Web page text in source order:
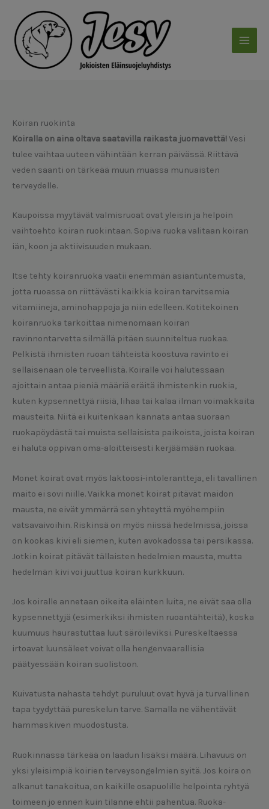
sisältöön
Koiran ruokinta
Koiralla on aina oltava saatavilla raikasta juomavettä!Vesi
tulee vaihtaa uuteen vähintään kerran päivässä. Riittävä
veden saanti on tärkeää muun muassa munuaisten
terveydelle.
Kaupoissa myytävät valmisruoat ovat yleisin ja helpoin
vaihtoehto koiran ruokintaan. Sopiva ruoka valitaan koiran
iän, koon ja aktiivisuuden mukaan.
Itse tehty koiranruoka vaatii enemmän asiantuntemusta,
jotta ruoassa on riittävästi kaikkia koiran tarvitsemia
vitamiineja, aminohappoja ja niin edelleen. Kotitekoinen
koiranruoka tarkoittaa nimenomaan koiran
ravinnontarvetta silmällä pitäen suunniteltua ruokaa.
Pelkistä ihmisten ruoan tähteistä koostuva ravinto ei
sellaisenaan ole terveellistä. Koiralle voi halutessaan
ajoittain antaa pieniä määriä eräitä ihmistenkin ruokia,
kuten kypsennettyä riisiä, lihaa tai kalaa ilman voimakkaita
mausteita. Niitä ei kuitenkaan kannata antaa suoraan
ruokapöydästä tai muista sellaisista paikoista, joista koiran
ei haluta oppivan oma-aloitteisesti kerjäämään ruokaa.
Monet koirat ovat myös laktoosi-intolerantteja, eli tavallinen
maito ei sovi niille. Vaikka monet koirat pitävät maidon
mausta, ne eivät ymmärrä sen yhteyttä myöhempiin
vatsavaivoihin. Riskinsä on myös niissä hedelmissä, joissa
on kookas kivi eli siemen, kuten avokadossa tai persikassa.
Jotkin koirat pitävät tällaisten hedelmien mausta, mutta
hedelmän kivi voi juuttua koiran kurkkuun.
Jos koiralle annetaan oikeita eläinten luita, ne eivät saa olla
kypsennettyjä (esimerkiksi ihmisten ruoantähteitä), koska
kuumuus haurastuttaa luut säröileviksi. Pureskeltaessa
irtoavat luunsäleet voivat olla hengenvaarallisia
päätyessään koiran suolistoon.
Kuivatusta nahasta tehdyt puruluut ovat hyvä ja turvallinen
tapa tyydyttää pureskelun tarve. Samalla ne vähentävät
hammaskiven muodostusta.
Ruokinnassa tärkeää on laadun lisäksi määrä. Lihavuus on
yksi yleisimpiä koirien terveysongelmien syitä. Jos koira on
alkanut tanakoitua, on kaikille osapuolille helpointa ryhtyä
toimeen jo ennen kuin tilanne ehtii pahentua. Ruoka-